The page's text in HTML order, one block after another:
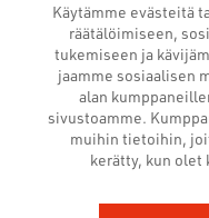
Käytämme evästeitä
räätälöimiseen,
tukemiseen ja
jaamme sosiaalisen
alan
sivustoamme.
muihin tietoihin,
kerätty, kun olet